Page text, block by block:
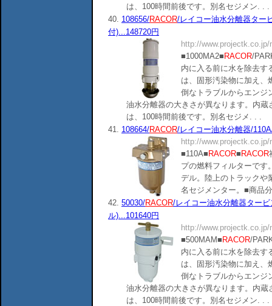
は、100時間前後です。別名セジメン. . .
40. 108656/RACOR/レイコー油水分離器ター
付)...148720円
http://
■1000MA2■ RACOR/
内に入る前に水を除去す
は、固形汚染物に加え、
倒なトラブルからエンジ
油水分離器の大きさが異なります。内
は、100時間前後です。別名セジメ. . .
41. 108664/RACOR/レイコー油水分離器/
http://
■110A■ RACOR■ RACOR
プの燃料フィルターです
デル。陸上のトラックや
名セジメンター。■商品
42. 50030/RACOR/レイコー油水分離器ター
ル)...101640円
http://
■500MAM■ RACOR/
内に入る前に水を除去す
は、固形汚染物に加え、
倒なトラブルからエンジ
油水分離器の大きさが異なります。内
は、100時間前後です。別名セジメン. . .